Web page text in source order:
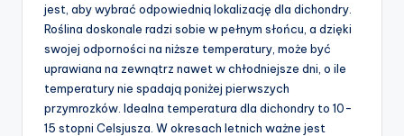
jest, aby wybrać odpowiednią lokalizację dla dichondry.
Roślina doskonale radzi sobie w pełnym słońcu, a dzięki
swojej odporności na niższe temperatury, może być
uprawiana na zewnątrz nawet w chłodniejsze dni, o ile
temperatury nie spadają poniżej pierwszych
przymrozków. Idealna temperatura dla dichondry to 10-
15 stopni Celsjusza. W okresach letnich ważne jest